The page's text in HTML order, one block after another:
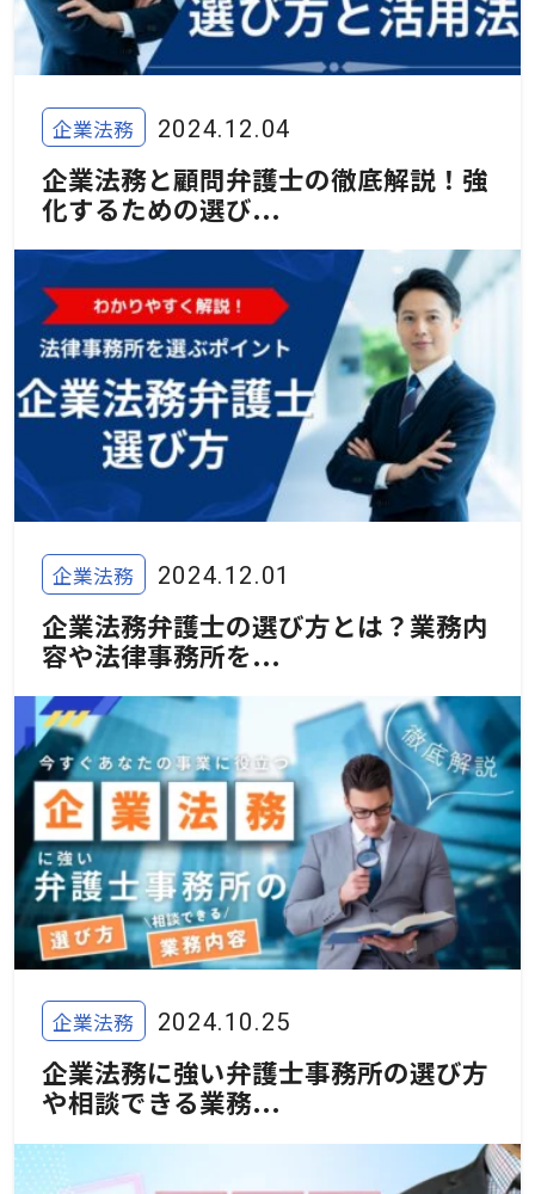
企業法務 2024.12.04
企業法務と顧問弁護士の徹底解説！強
化するための選び...
企業法務 2024.12.01
企業法務弁護士の選び方とは？業務内
容や法律事務所を...
企業法務 2024.10.25
企業法務に強い弁護士事務所の選び方
や相談できる業務...